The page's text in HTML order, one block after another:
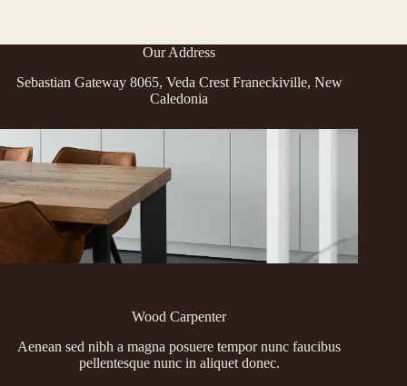
Our Address
Sebastian Gateway 8065, Veda Crest Franeckiville, New
Caledonia
Wood Carpenter
Aenean sed nibh a magna posuere tempor nunc faucibus
pellentesque nunc in aliquet donec.